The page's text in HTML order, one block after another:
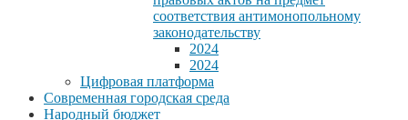
соответствия антимонопольному
законодательству
2024
2024
Цифровая платформа
Современная городская среда
Народный бюджет